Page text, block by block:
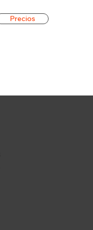
Precios